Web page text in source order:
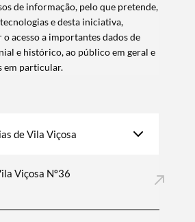
de informação, pelo que pretende,
e desta iniciativa,
acesso a importantes dados de
e histórico, ao público em geral e
em particular.
de Vila Viçosa
Viçosa Nº36